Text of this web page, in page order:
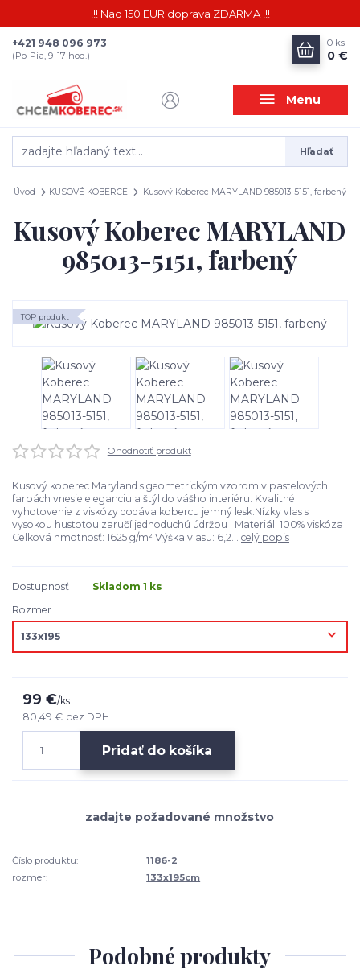
!!! Nad 150 EUR doprava ZDARMA !!!
Menu
Hľadať
+421 948 096 973
(Po-Pia, 9-17 hod.)
0 ks
0 €
Úvod KUSOVÉ KOBERCE Kusový Koberec MARYLAND 985013-5151, farbený
Kusový Koberec MARYLAND
985013-5151, farbený
TOP produkt
Ohodnotiť produkt
Kusový koberec Maryland s geometrickým vzorom v pastelových
farbách vnesie eleganciu a štýl do vášho interiéru. Kvalitné
vyhotovenie z viskózy dodáva kobercu jemný lesk.Nízky vlas s
vysokou hustotou zaručí jednoduchú údržbu Materiál: 100% viskóza
Celková hmotnosť: 1625 g/m² Výška vlasu: 6,2... celý popis
Dostupnosť
Skladom 1 ks
Rozmer
99 €/ks
80,49 € bez DPH
Pridať do košíka
Číslo produktu:
1186-2
rozmer:
133x195cm
Podobné produkty